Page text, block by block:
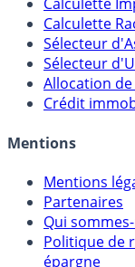
Calculateur
Calculette
Calculette
Sélecteur
Sélecteur
Allocation de
Mentions
Partenaires
Qui